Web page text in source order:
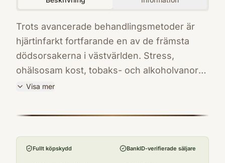
Trots avancerade behandlingsmetoder är
hjärtinfarkt fortfarande en av de främsta
dödsorsakerna i västvärlden. Stress,
ohälsosam kost, tobaks- och alkoholvanor
bidrar till att öka riskerna för hjärtsjukdom. I
Chopra hur vi kan avvärja hotet mot hjärtat
sjukdomsprocessen genom att följa ett
Visa mer
9789151836614
Prisma
Utgivningsår
Fullt köpskydd BankID-verifierade säljare